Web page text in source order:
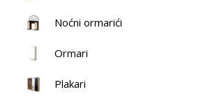
Noćni ormarići
Ormari
Plakari